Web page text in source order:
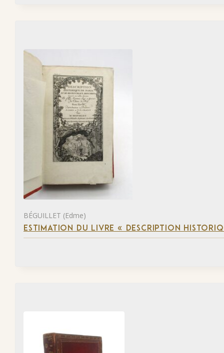
BÉGUILLET (Edme)
ESTIMATION DU LIVRE « DESCRIPTION